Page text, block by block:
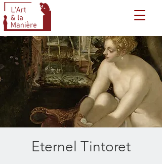
Eternel Tintoret